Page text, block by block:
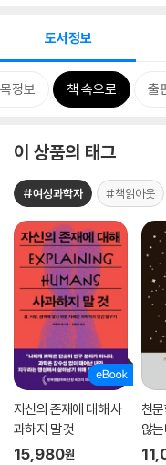
도서정보
정보 책 속으로 출
이 상품의 태그
#여성과학자 #책읽아웃
자신의 존재에 대해 사
과하지 말 것
15,980원
천
않